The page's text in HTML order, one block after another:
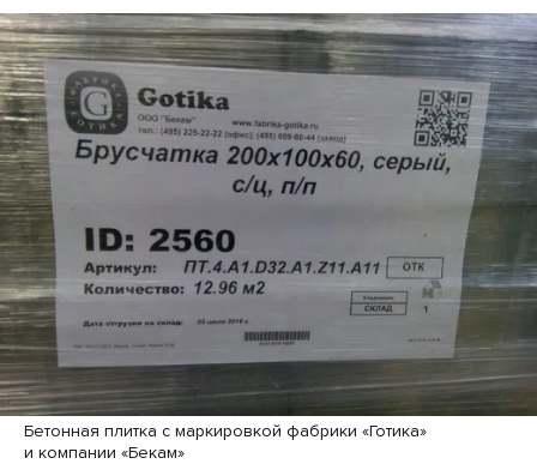
Бетонная плитка с маркировкой фабрики «Готика»
и компании «Бекам»